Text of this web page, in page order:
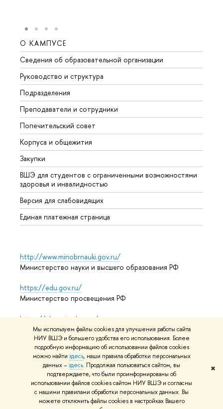
Мы используем файлы cookies для улучшения работы сайта
НИУ ВШЭ и большего удобства его использования. Более
подробную информацию об использовании файлов cookies
можно найти здесь, наши правила обработки персональных
данных –здесь. Продолжая пользоваться сайтом, вы
подтверждаете, что были проинформированы об
использовании файлов cookies сайтом НИУ ВШЭ и согласны
с нашими правилами обработки персональных данных. Вы
можете отключить файлы cookies в настройках Вашего
✖
О КАМПУСЕ
Сведения об образовательной организации
Руководство и структура
Подразделения
Преподаватели и сотрудники
Попечительский совет
Корпуса и общежития
Закупки
ВШЭ для студентов с ограниченными возможностями
здоровья и инвалидностью
Версия для слабовидящих
Единая платежная страница
http://www.minobrnauki.gov.ru/
Министерство науки и высшего образования РФ
https://edu.gov.ru/
Министерство просвещения РФ
https://elearning.hse.ru/mooc
Массовые открытые онлайн-курсы
© НИУ ВШЭ 1993–2026 Адреса и контактыУсловия
использования материаловПолитика конфиденциальности
Карта сайта
Редактору